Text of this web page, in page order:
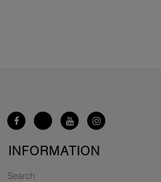
INFORMATION
Search